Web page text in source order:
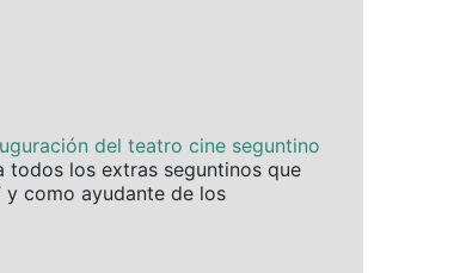
del teatro cine seguntino
todos los extras seguntinos que
y como ayudante de los